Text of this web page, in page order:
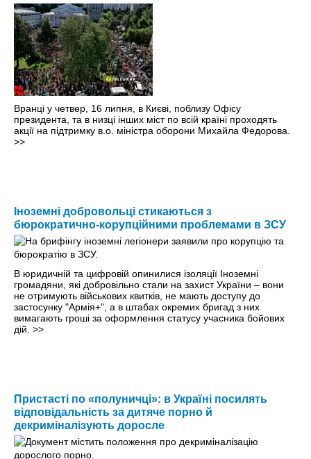
Вранці у четвер, 16 липня, в Києві, поблизу Офісу
президента, та в низці інших міст по всій країні проходять
акції на підтримку в.о. міністра оборони Михайла Федорова.
>>
Іноземні добровольці стикаються з
бюрократично-корупційними проблемами в ЗСУ
В юридичній та цифровій опинилися ізоляції Іноземні
громадяни, які добровільно стали на захист України – вони
не отримують військових квитків, не мають доступу до
застосунку "Армія+", а в штабах окремих бригад з них
вимагають гроші за оформлення статусу учасника бойових
дій. >>
Пристасті по «полуничці»: в Україні посилять
відповідальність за дитяче порно й
декриміналізують доросле